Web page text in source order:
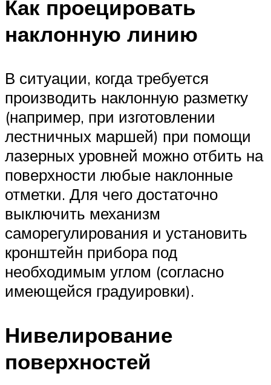
Как проецировать
наклонную линию
В ситуации, когда требуется
производить наклонную разметку
(например, при изготовлении
лестничных маршей) при помощи
лазерных уровней можно отбить на
поверхности любые наклонные
отметки. Для чего достаточно
выключить механизм
саморегулирования и установить
кронштейн прибора под
необходимым углом (согласно
имеющейся градуировки).
Нивелирование
поверхностей